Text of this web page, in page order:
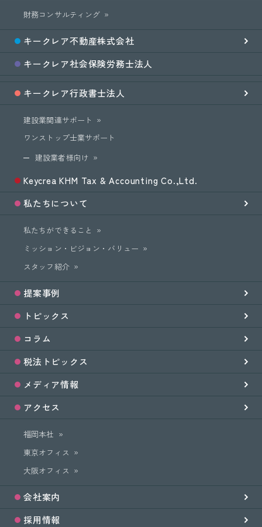
財務コンサルティング
キークレア不動産株式会社
キークレア社会保険労務士法人
キークレア行政書士法人
建設業関連サポート
ワンストップ士業サポート
建設業者様向け
Keycrea KHM Tax & Accounting Co.,Ltd.
私たちについて
私たちができること
ミッション・ビジョン・バリュー
スタッフ紹介
提案事例
トピックス
コラム
税法トピックス
メディア情報
アクセス
福岡本社
東京オフィス
大阪オフィス
会社案内
採用情報